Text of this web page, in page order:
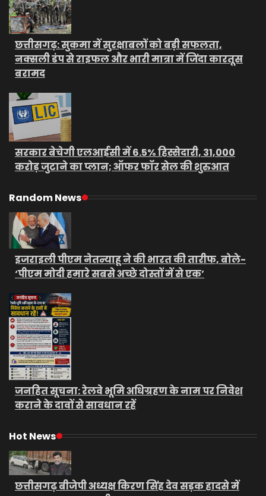
छत्तीसगढ़: सुकमा में सुरक्षाबलों को बड़ी सफलता,
नक्सली डंप से राइफल और भारी मात्रा में जिंदा कारतूस
बरामद
सरकार बेचेगी एलआईसी में 6.5% हिस्सेदारी, 31,000
करोड़ जुटाने का प्लान; ऑफर फॉर सेल की शुरुआत
Random News
इजराइली पीएम नेतन्याहू ने की भारत की तारीफ, बोले-
‘पीएम मोदी हमारे सबसे अच्छे दोस्तों में से एक’
जनहित सूचना: रेलवे भूमि अधिग्रहण के नाम पर निवेश
कराने के दावों से सावधान रहें
Hot News
छत्तीसगढ़ बीजेपी अध्यक्ष किरण सिंह देव सड़क हादसे में